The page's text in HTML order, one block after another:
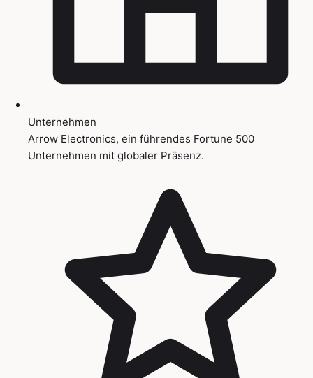
Unternehmen
Arrow Electronics, ein führendes Fortune 500
Unternehmen mit globaler Präsenz.